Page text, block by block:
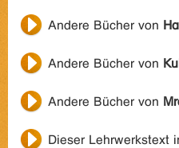
Andere Bücher von
Andere Bücher von
Andere Bücher von
Dieser Lehrwerkstext